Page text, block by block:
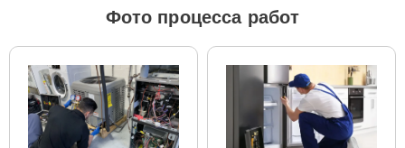
аналогов. Клиент всегда имеет возможность выбрать наиболее
бюджета.
Как определиться с выбором запчастей:
Если ваше устройство еще новое и планируется
его активное использование на долгосрочной
основе, то наиболее целесообразным вариантом
Фото процесса работ